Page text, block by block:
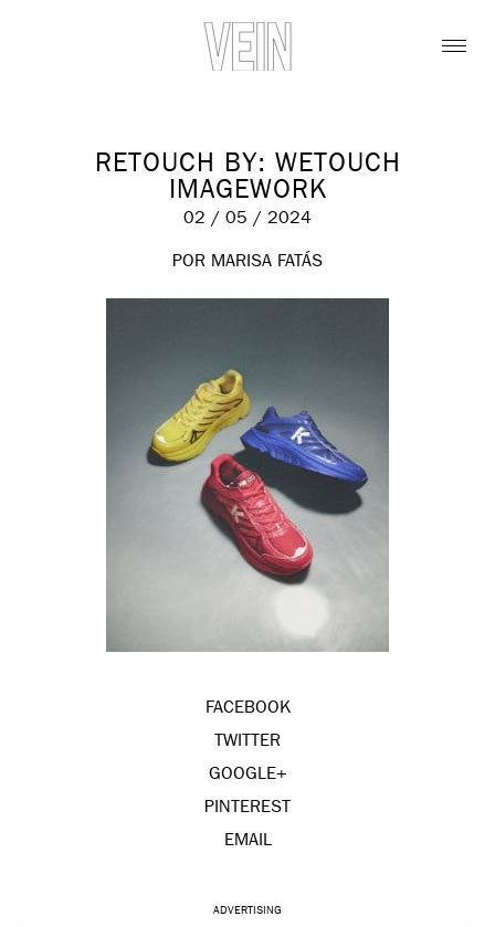
RETOUCH BY: WETOUCH
IMAGEWORK
02 / 05 / 2024
POR MARISA FATÁS
FACEBOOK
TWITTER
GOOGLE+
PINTEREST
EMAIL
ADVERTISING